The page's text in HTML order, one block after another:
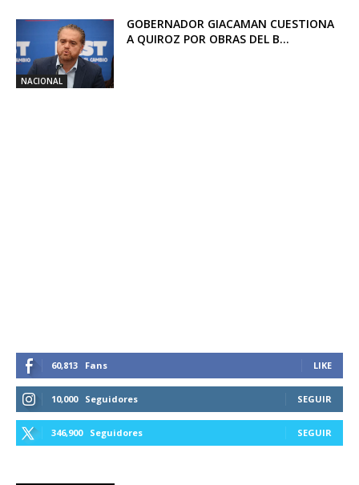
NACIONAL
GOBERNADOR GIACAMAN CUESTIONA
A QUIROZ POR OBRAS DEL B...
60,813 Fans LIKE
10,000 Seguidores SEGUIR
346,900 Seguidores SEGUIR